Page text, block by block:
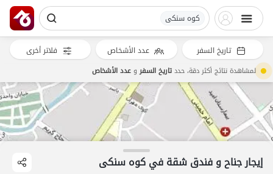
کوه سنکی
إيجار جناح و فندق شقة في کوه سنکی
تاريخ السفر عدد الأشخاص فلاتر أخرى
لمشاهدة نتائج أكثر دقة، حددتاريخ السفروعدد الأشخاص